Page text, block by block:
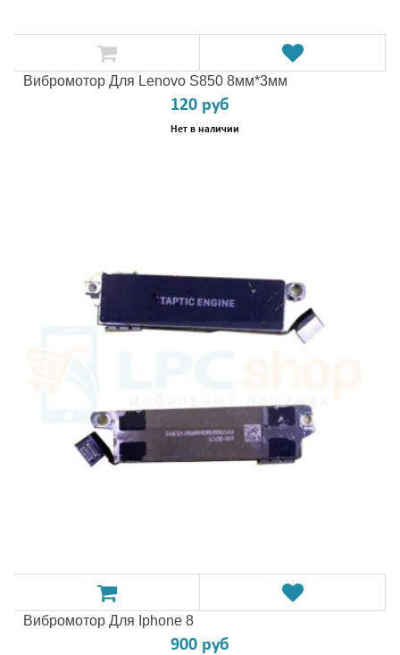
Вибромотор Для Lenovo S850 8мм*3мм
120 руб
Нет в наличии
Вибромотор Для Iphone 8
900 руб